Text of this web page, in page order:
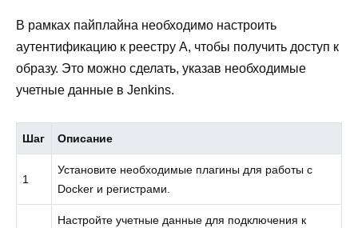
В рамках пайплайна необходимо настроить
аутентификацию к реестру A, чтобы получить доступ к
образу. Это можно сделать, указав необходимые
учетные данные в Jenkins.
Шаг Описание
1
Установите необходимые плагины для работы с
Docker и регистрами.
Настройте учетные данные для подключения к